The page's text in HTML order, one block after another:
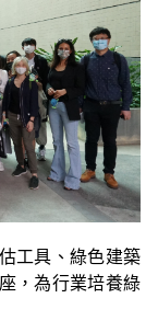
工具、綠色建築
，為行業培養綠